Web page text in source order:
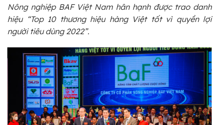
Nông nghiệp BAF Việt Nam hân hạnh được trao danh
hiệu “Top 10 thương hiệu hàng Việt tốt vì quyền lợi
người tiêu dùng 2022”.